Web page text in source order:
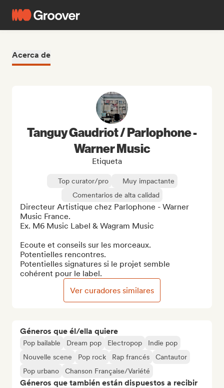
Acerca de
Géneros que él/ella quiere
Pop bailable Dream pop Electropop
Indie pop
Nouvelle scene
Pop rock Rap francés
Cantautor
Pop urbano
Chanson Française/Variété
Géneros que también están dispuestos a recibir
Tanguy Gaudriot / Parlophone -
Warner Music
Etiqueta
Top curator/pro
Muy impactante
Comentarios de alta calidad
Directeur Artistique chez Parlophone - Warner
Music France.
Ex. M6 Music Label & Wagram Music
Ecoute et conseils sur les morceaux.
Potentielles rencontres.
Potentielles signatures si le projet semble
cohérent pour le label.
Ver curadores similares